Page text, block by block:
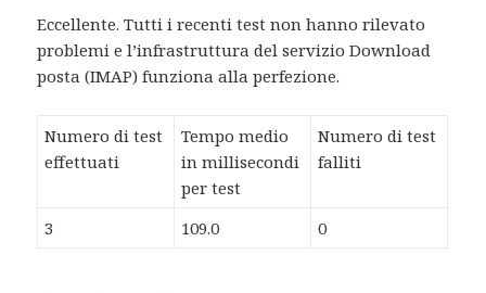
Eccellente. Tutti i recenti test non hanno rilevato
problemi e l’infrastruttura del servizio Download
posta (IMAP) funziona alla perfezione.
Numero di test
effettuati
Tempo medio
in millisecondi
per test
Numero di test
falliti
3 109.0 0